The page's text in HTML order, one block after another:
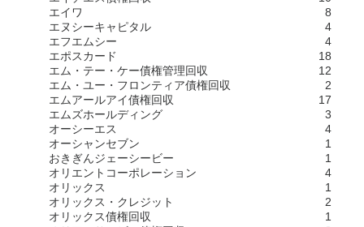
エイワ
8
エヌシーキャピタル
4
エフエムシー
4
エポスカード
18
エム・テー・ケー債権管理回収
12
エム・ユー・フロンティア債権回収
2
エムアールアイ債権回収
17
エムズホールディング
3
オーシーエス
4
オーシャンセブン
1
おきぎんジェーシービー
1
オリエントコーポレーション
4
オリックス
1
オリックス・クレジット
2
オリックス債権回収
1